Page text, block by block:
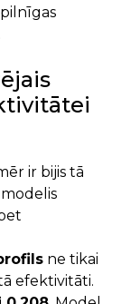
ir bijis tā
ne tikai
efektivitāti.